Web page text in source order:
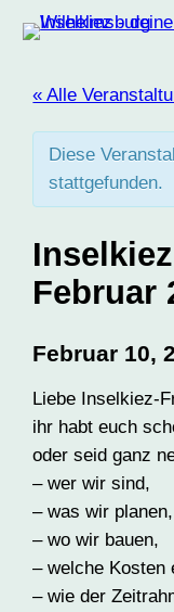
« Alle
Diese
stattgefunden.
Februar
Februar 10,
Liebe Inselkiez-
ihr habt euch
oder seid ganz
– wer wir sind,
– was wir planen,
– wo wir bauen,
– welche Kosten
– wie der